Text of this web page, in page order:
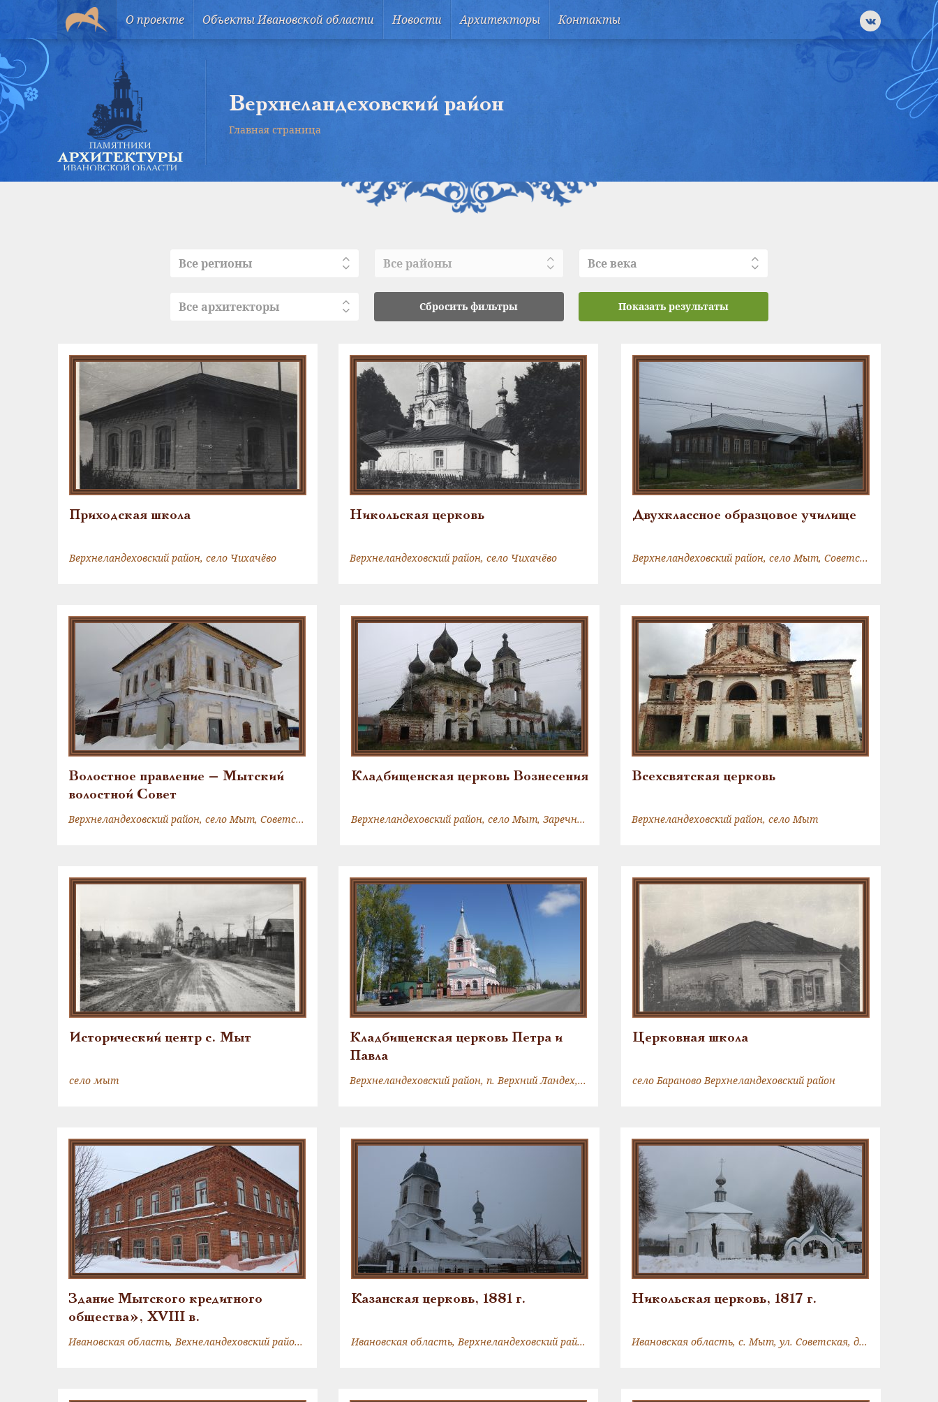
О проекте Объекты Ивановской области Новости Архитекторы Контакты
Верхнеландеховский район
Главная страница
Все регионы Все районы Все века
Все архитекторы Сбросить фильтры Показать результаты
Приходская школа
Верхнеландеховский район, село Чихачёво
Никольская церковь
Верхнеландеховский район, село Чихачёво
Двухклассное образцовое училище
Верхнеландеховский район, село Мыт, Советская улица, 13
Волостное правление — Мытский
волостной Совет
Верхнеландеховский район, село Мыт, Советская улица, 29А
Кладбищенская церковь Вознесения
Верхнеландеховский район, село Мыт, Заречная улица
Всехсвятская церковь
Верхнеландеховский район, село Мыт
Исторический центр с. Мыт
село мыт
Кладбищенская церковь Петра и
Павла
Верхнеландеховский район, п. Верхний Ландех, Первомайская ул., 35
Церковная школа
село Бараново Верхнеландеховский район
Здание Мытского кредитного
общества», XVIII в.
Ивановская область, Вехнеландеховский район, с. Мыт, ул. Торговая, д.9
Казанская церковь, 1881 г.
Ивановская область, Верхнеландеховский район, д. Симаково
Никольская церковь, 1817 г.
Ивановская область, с. Мыт, ул. Советская, д. 21